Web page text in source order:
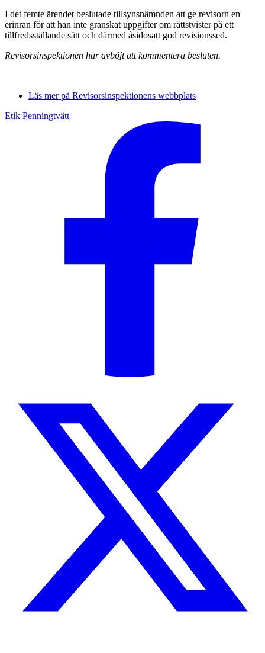
I det femte ärendet beslutade tillsynsnämnden att ge revisorn en
erinran för att han inte granskat uppgifter om rättstvister på ett
tillfredsställande sätt och därmed åsidosatt god revisionssed.
Revisorsinspektionen har avböjt att kommentera besluten.
Läs mer på Revisorsinspektionens webbplats
Etik Penningtvätt